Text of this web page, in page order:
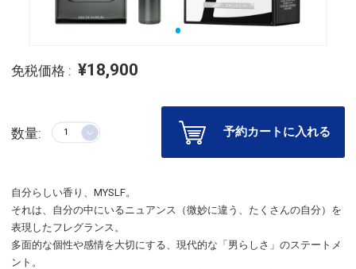
免税価格 : ¥18,900
数量: 予約カートに入れる
自分らしい香り、MYSLF。
それは、自分の中にいるニュアンス（微妙に違う、たくさんの自分）を
表現したフレグランス。
多面的な個性や感情を大切にする、現代的な「男らしさ」のステートメ
ント。